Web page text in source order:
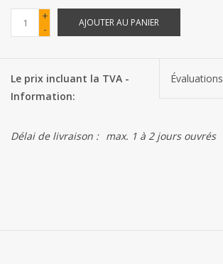
Confiserie Saint-Nicolas
Bonbons de carnaval
+
-
AJOUTER AU PANIER
Le prix incluant la TVA -
Information:
Évaluations
Délai de livraison : max. 1 à 2 jours ouvrés